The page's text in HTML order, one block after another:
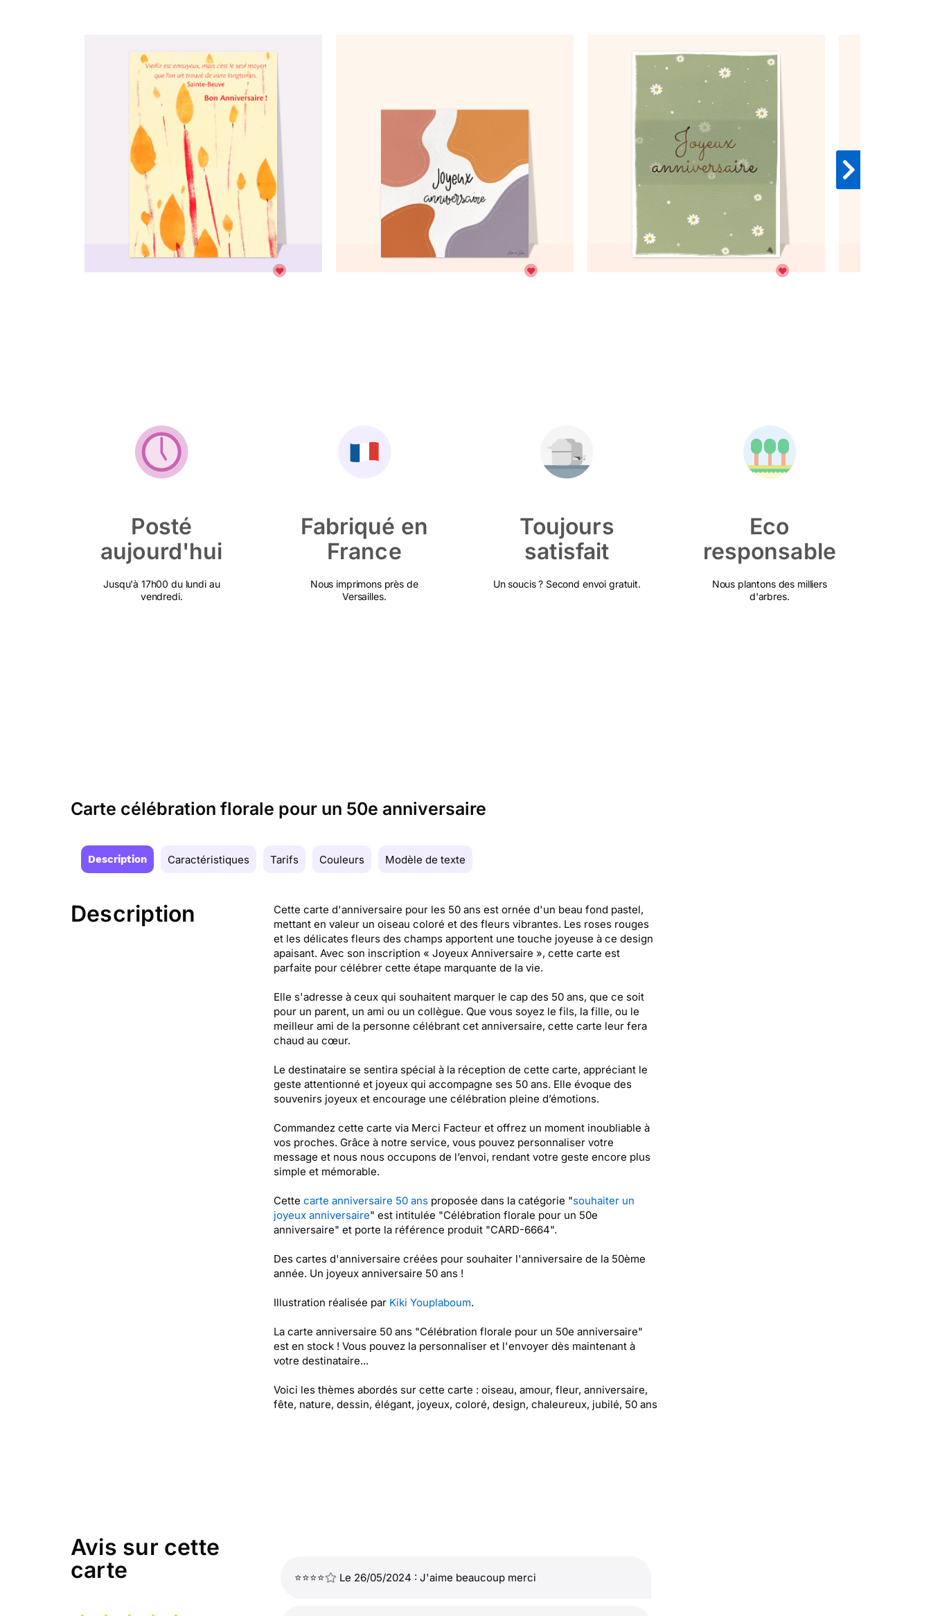
Posté
aujourd'hui
Jusqu'à 17h00 du lundi au
vendredi.
Fabriqué en
France
Nous imprimons près de
Versailles.
Toujours
satisfait
Un soucis ? Second envoi gratuit.
Eco
responsable
Nous plantons des milliers
d'arbres.
Carte célébration florale pour un 50e anniversaire
Description Caractéristiques Tarifs Couleurs Modèle de texte
Description
Cette carte d'anniversaire pour les 50 ans est ornée d'un beau fond pastel,
mettant en valeur un oiseau coloré et des fleurs vibrantes. Les roses rouges
et les délicates fleurs des champs apportent une touche joyeuse à ce design
apaisant. Avec son inscription « Joyeux Anniversaire », cette carte est
parfaite pour célébrer cette étape marquante de la vie.
Elle s'adresse à ceux qui souhaitent marquer le cap des 50 ans, que ce soit
pour un parent, un ami ou un collègue. Que vous soyez le fils, la fille, ou le
meilleur ami de la personne célébrant cet anniversaire, cette carte leur fera
chaud au cœur.
Le destinataire se sentira spécial à la réception de cette carte, appréciant le
geste attentionné et joyeux qui accompagne ses 50 ans. Elle évoque des
souvenirs joyeux et encourage une célébration pleine d’émotions.
Commandez cette carte via Merci Facteur et offrez un moment inoubliable à
vos proches. Grâce à notre service, vous pouvez personnaliser votre
message et nous nous occupons de l’envoi, rendant votre geste encore plus
simple et mémorable.
Cette carte anniversaire 50 ansproposée dans la catégorie "souhaiter un
joyeux anniversaire" est intitulée "Célébration florale pour un 50e
anniversaire" et porte la référence produit "CARD-6664".
Des cartes d'anniversaire créées pour souhaiter l'anniversaire de la 50ème
année. Un joyeux anniversaire 50 ans !
Illustration réalisée par Kiki Youplaboum.
La carte anniversaire 50 ans "Célébration florale pour un 50e anniversaire"
est en stock ! Vous pouvez la personnaliser et l'envoyer dès maintenant à
votre destinataire...
Voici les thèmes abordés sur cette carte : oiseau, amour, fleur, anniversaire,
fête, nature, dessin, élégant, joyeux, coloré, design, chaleureux, jubilé, 50 ans
Avis sur cette
carte
⭐⭐⭐⭐ Le 26/05/2024 : J'aime beaucoup merci